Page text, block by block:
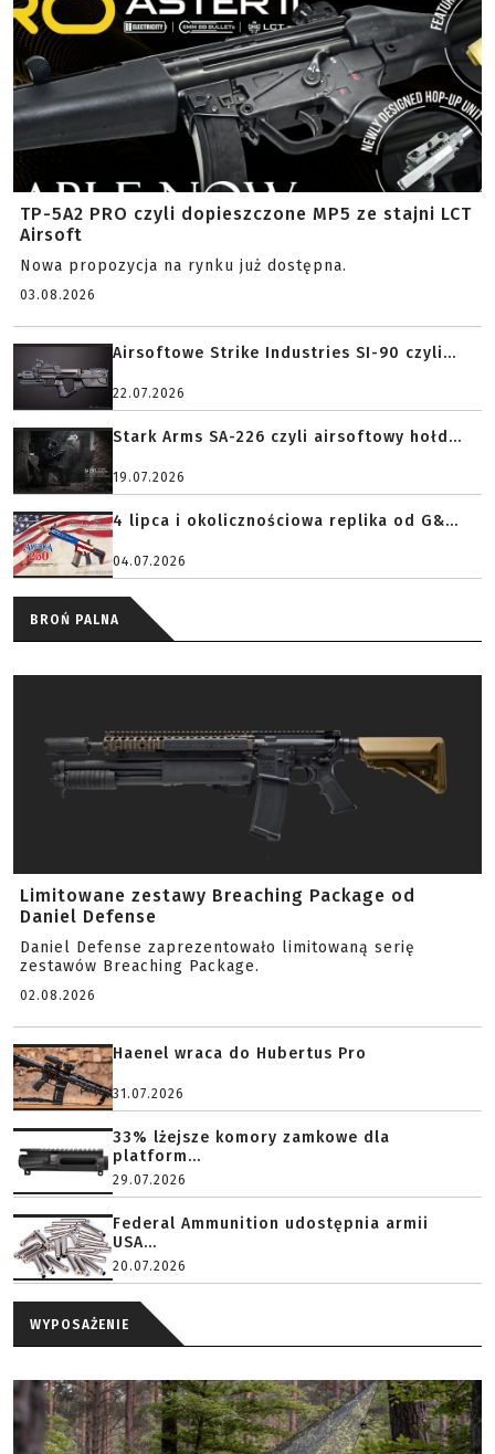
TP-5A2 PRO czyli dopieszczone MP5 ze stajni LCT
Airsoft
Nowa propozycja na rynku już dostępna.
03.08.2026
Airsoftowe Strike Industries SI-90 czyli...
22.07.2026
Stark Arms SA-226 czyli airsoftowy hołd...
19.07.2026
4 lipca i okolicznościowa replika od G&...
04.07.2026
BROŃ PALNA
Limitowane zestawy Breaching Package od
Daniel Defense
Daniel Defense zaprezentowało limitowaną serię
zestawów Breaching Package.
02.08.2026
Haenel wraca do Hubertus Pro
31.07.2026
33% lżejsze komory zamkowe dla
platform...
29.07.2026
Federal Ammunition udostępnia armii
USA...
20.07.2026
WYPOSAŻENIE